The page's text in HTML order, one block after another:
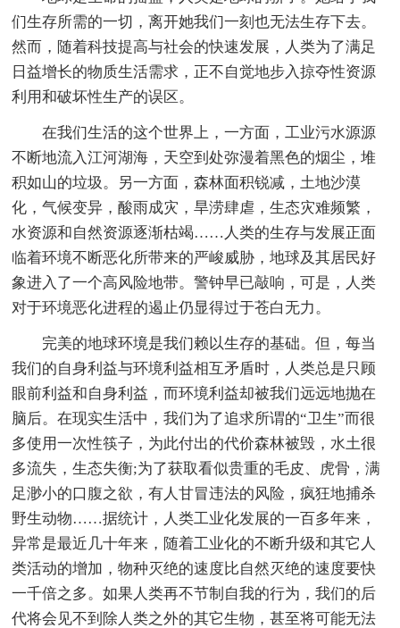
们生存所需的一切，离开她我们一刻也无法生存下去。
然而，随着科技提高与社会的快速发展，人类为了满足
日益增长的物质生活需求，正不自觉地步入掠夺性资源
利用和破坏性生产的误区。
在我们生活的这个世界上，一方面，工业污水源源
不断地流入江河湖海，天空到处弥漫着黑色的烟尘，堆
积如山的垃圾。另一方面，森林面积锐减，土地沙漠
化，气候变异，酸雨成灾，旱涝肆虐，生态灾难频繁，
水资源和自然资源逐渐枯竭……人类的生存与发展正面
临着环境不断恶化所带来的严峻威胁，地球及其居民好
象进入了一个高风险地带。警钟早已敲响，可是，人类
对于环境恶化进程的遏止仍显得过于苍白无力。
完美的地球环境是我们赖以生存的基础。但，每当
我们的自身利益与环境利益相互矛盾时，人类总是只顾
眼前利益和自身利益，而环境利益却被我们远远地抛在
脑后。在现实生活中，我们为了追求所谓的“卫生”而很
多使用一次性筷子，为此付出的代价森林被毁，水土很
多流失，生态失衡;为了获取看似贵重的毛皮、虎骨，满
足渺小的口腹之欲，有人甘冒违法的风险，疯狂地捕杀
野生动物……据统计，人类工业化发展的一百多年来，
异常是最近几十年来，随着工业化的不断升级和其它人
类活动的增加，物种灭绝的速度比自然灭绝的速度要快
一千倍之多。如果人类再不节制自我的行为，我们的后
代将会见不到除人类之外的其它生物，甚至将可能无法